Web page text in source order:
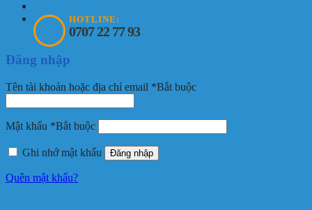
HOTLINE:
0707 22 77 93
Đăng nhập
Tên tài khoản hoặc địa chỉ email *Bắt buộc
Mật khẩu *Bắt buộc
Ghi nhớ mật khẩu Đăng nhập
Quên mật khẩu?